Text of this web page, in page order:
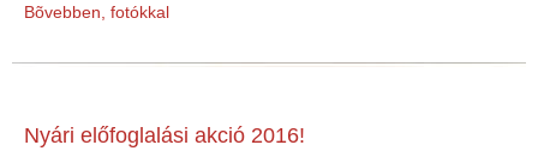
Bõvebben, fotókkal
Nyári előfoglalási akció 2016!